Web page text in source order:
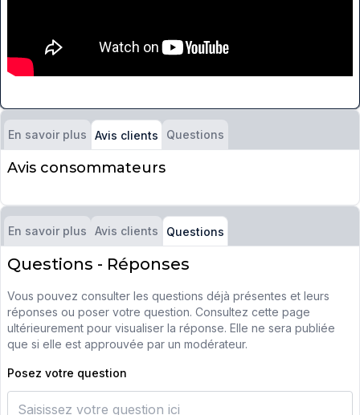
En savoir plus Avis clients Questions
Avis consommateurs
En savoir plus Avis clients Questions
Questions - Réponses
Vous pouvez consulter les questions déjà présentes et leurs
réponses ou poser votre question. Consultez cette page
ultérieurement pour visualiser la réponse. Elle ne sera publiée
que si elle est approuvée par un modérateur.
Posez votre question